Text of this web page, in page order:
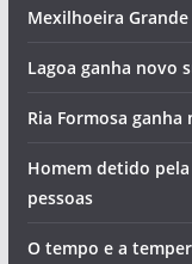
Mexilhoeira Grande
Lagoa ganha novo
Ria Formosa
Homem detido
pessoas
O tempo e a